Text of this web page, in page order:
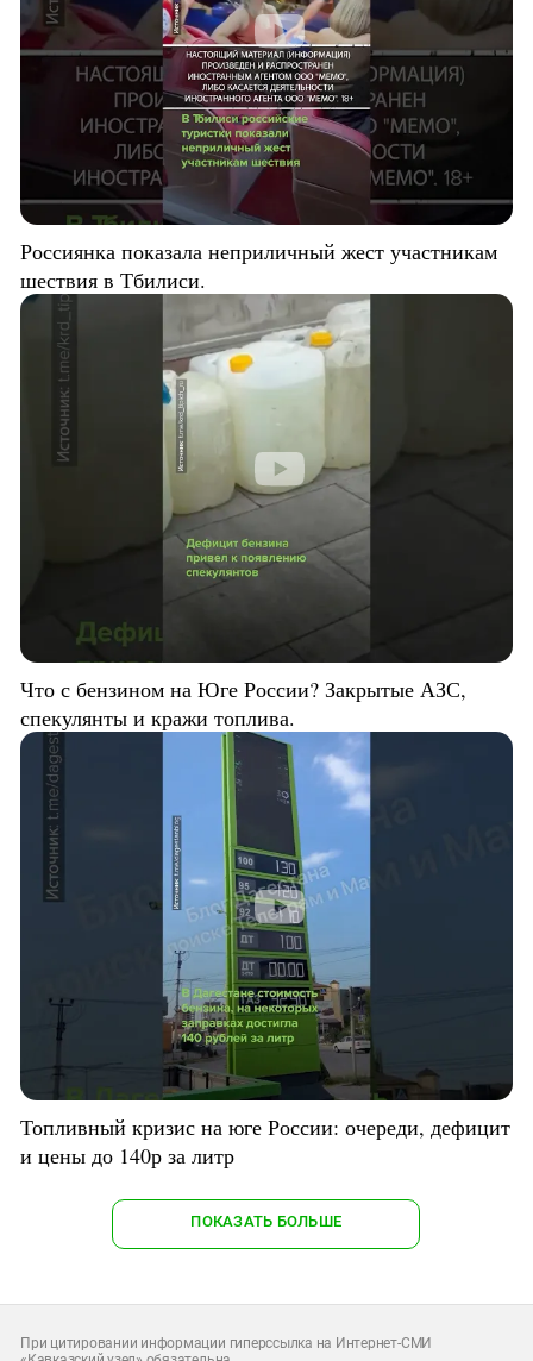
Россиянка показала неприличный жест участникам
шествия в Тбилиси.
Что с бензином на Юге России? Закрытые АЗС,
спекулянты и кражи топлива.
Топливный кризис на юге России: очереди, дефицит
и цены до 140р за литр
ПОКАЗАТЬ БОЛЬШЕ
При цитировании информации гиперссылка на Интернет-СМИ